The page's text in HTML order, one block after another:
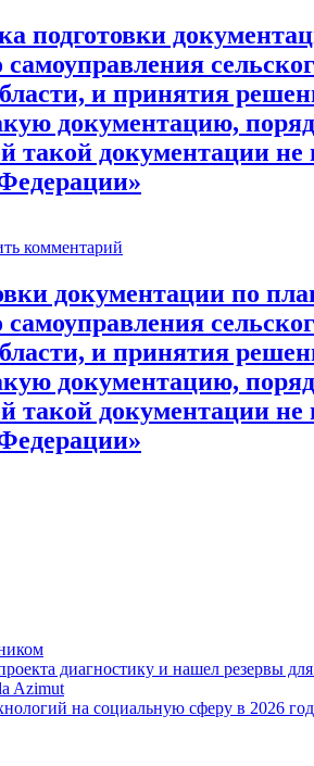
подготовки
и принятия
документацию,
такой документации
комментарий
документации по
и принятия
документацию,
такой документации
диагностику и нашел резервы для
Azimut
на социальную сферу в 2026